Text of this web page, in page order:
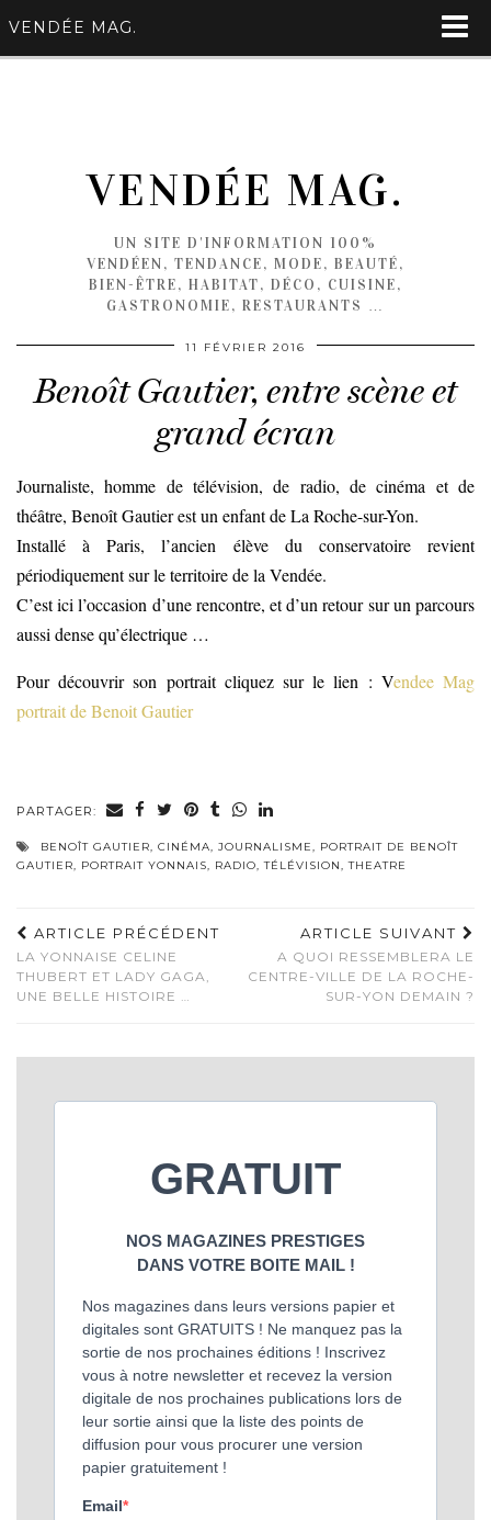
VENDÉE MAG.
VENDÉE MAG.
UN SITE D'INFORMATION 100%
VENDÉEN, TENDANCE, MODE, BEAUTÉ,
BIEN-ÊTRE, HABITAT, DÉCO, CUISINE,
GASTRONOMIE, RESTAURANTS …
11 FÉVRIER 2016
Benoît Gautier, entre scène et
grand écran
Journaliste, homme de télévision, de radio, de cinéma et de
théâtre, Benoît Gautier est un enfant de La Roche-sur-Yon.
Installé à Paris, l’ancien élève du conservatoire revient
périodiquement sur le territoire de la Vendée.
C’est ici l’occasion d’une rencontre, et d’un retour sur un parcours
aussi dense qu’électrique …
Pour découvrir son portrait cliquez sur le lien : Vendee Mag
portrait de Benoit Gautier
PARTAGER:
BENOÎT GAUTIER, CINÉMA, JOURNALISME, PORTRAIT DE BENOÎT
GAUTIER, PORTRAIT YONNAIS, RADIO,TÉLÉVISION,THEATRE
ARTICLE PRÉCÉDENT
LA YONNAISE CELINE
THUBERT ET LADY GAGA,
UNE BELLE HISTOIRE …
ARTICLE SUIVANT
A QUOI RESSEMBLERA LE
CENTRE-VILLE DE LA ROCHE-
SUR-YON DEMAIN ?